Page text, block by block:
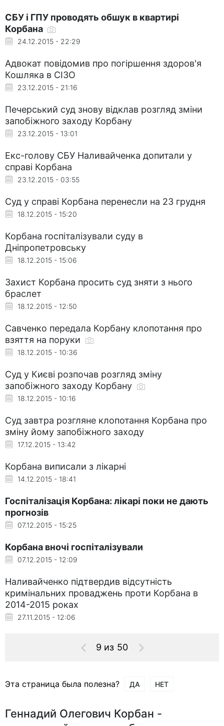
СБУ і ГПУ проводять обшук в квартирі
Корбана
24.12.2015 - 22:29
Адвокат повідомив про погіршення здоров'я
Кошляка в СІЗО
23.12.2015 - 21:16
Печерський суд знову відклав розгляд зміни
запобіжного заходу Корбану
23.12.2015 - 13:01
Екс-голову СБУ Наливайченка допитали у
справі Корбана
23.12.2015 - 03:55
Суд у справі Корбана перенесли на 23 грудня
18.12.2015 - 15:20
Корбана госпіталізували суду в
Дніпропетровську
18.12.2015 - 15:06
Захист Корбана просить суд зняти з нього
браслет
18.12.2015 - 12:50
Савченко передала Корбану клопотання про
взяття на поруки
18.12.2015 - 10:36
Суд у Києві розпочав розгляд зміну
запобіжного заходу Корбану
18.12.2015 - 10:16
Суд завтра розгляне клопотання Корбана про
зміну йому запобіжного заходу
17.12.2015 - 13:42
Корбана виписали з лікарні
14.12.2015 - 18:41
Госпіталізація Корбана: лікарі поки не дають
прогнозів
07.12.2015 - 15:25
Корбана вночі госпіталізували
07.12.2015 - 12:09
Наливайченко підтвердив відсутність
кримінальних проваджень проти Корбана в
2014-2015 роках
27.11.2015 - 12:06
9 из 50
Эта страница была полезна? ДА НЕТ
Геннадий Олегович Корбан -